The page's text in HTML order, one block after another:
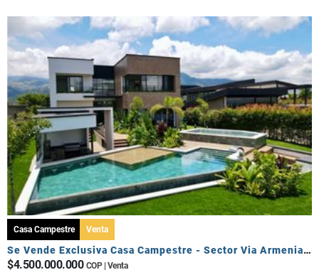
Casa Campestre Venta
Se Vende Exclusiva Casa Campestre - Sector Via Armenia Calarca
$4.500.000.000 COP | Venta